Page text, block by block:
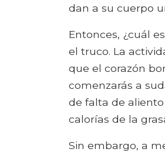
dan a su cuerpo
Entonces, ¿cuál
el truco. La
que el corazón
comenzarás a
de falta de
calorías de la
Sin embargo, a